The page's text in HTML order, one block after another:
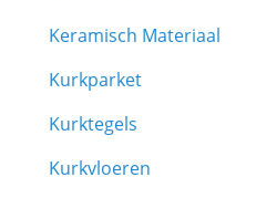
Keramisch Materiaal
Kurkparket
Kurktegels
Kurkvloeren